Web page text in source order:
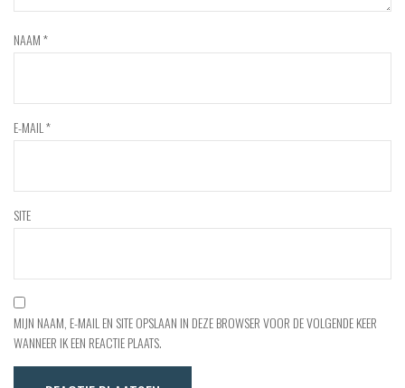
NAAM*
E-MAIL*
SITE
MIJN NAAM, E-MAIL EN SITE OPSLAAN IN DEZE BROWSER VOOR DE VOLGENDE KEER
WANNEER IK EEN REACTIE PLAATS.